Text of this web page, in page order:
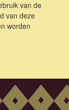
van de
van deze
worden